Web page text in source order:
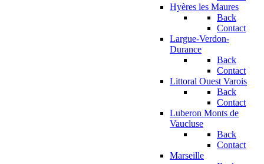
Hyères les Maures
Back
Contact
Largue-Verdon-
Durance
Back
Contact
Littoral Ouest Varois
Back
Contact
Luberon Monts de
Vaucluse
Back
Contact
Marseille